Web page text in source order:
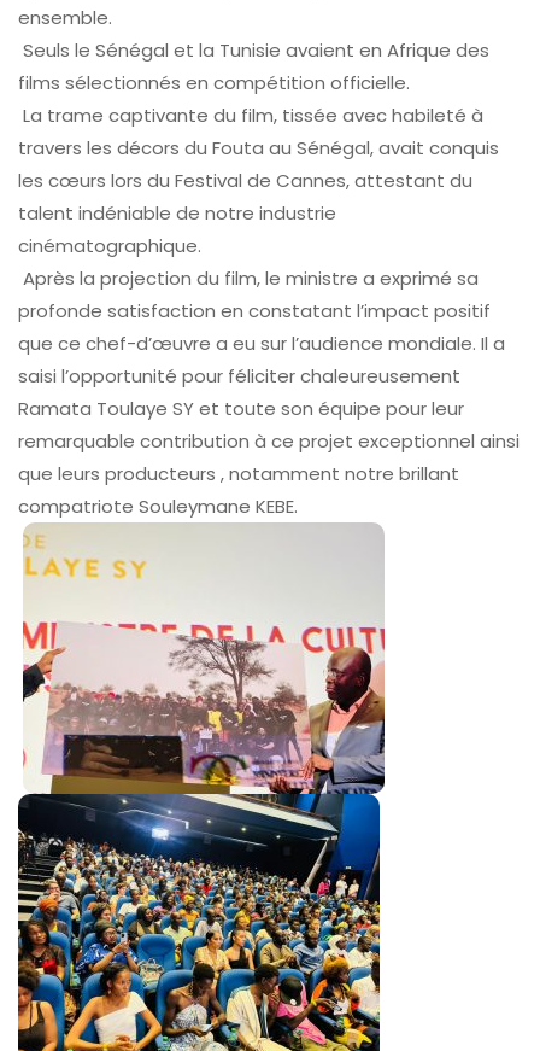
ensemble.
Seuls le Sénégal et la Tunisie avaient en Afrique des
films sélectionnés en compétition officielle.
La trame captivante du film, tissée avec habileté à
travers les décors du Fouta au Sénégal, avait conquis
les cœurs lors du Festival de Cannes, attestant du
talent indéniable de notre industrie
cinématographique.
Après la projection du film, le ministre a exprimé sa
profonde satisfaction en constatant l’impact positif
que ce chef-d’œuvre a eu sur l’audience mondiale. Il a
saisi l’opportunité pour féliciter chaleureusement
Ramata Toulaye SY et toute son équipe pour leur
remarquable contribution à ce projet exceptionnel ainsi
que leurs producteurs , notamment notre brillant
compatriote Souleymane KEBE.